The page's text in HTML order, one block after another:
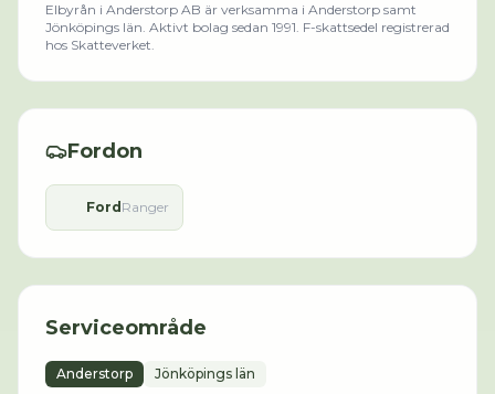
Elbyrån i Anderstorp AB är verksamma i Anderstorp samt
Jönköpings län. Aktivt bolag sedan 1991. F-skattsedel registrerad
hos Skatteverket.
Fordon
Ford Ranger
Serviceområde
Anderstorp Jönköpings län